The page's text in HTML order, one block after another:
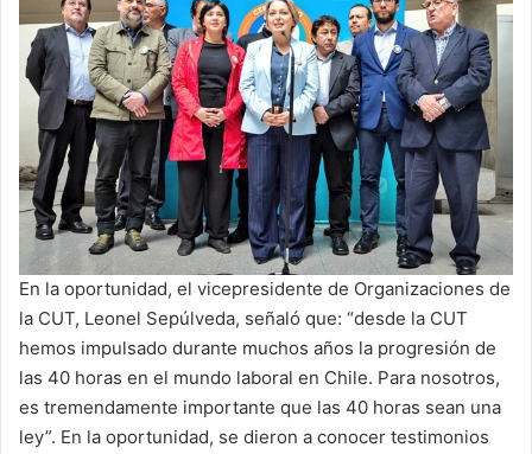
En la oportunidad, el vicepresidente de Organizaciones de
la CUT, Leonel Sepúlveda, señaló que: “desde la CUT
hemos impulsado durante muchos años la progresión de
las 40 horas en el mundo laboral en Chile. Para nosotros,
es tremendamente importante que las 40 horas sean una
ley”. En la oportunidad, se dieron a conocer testimonios